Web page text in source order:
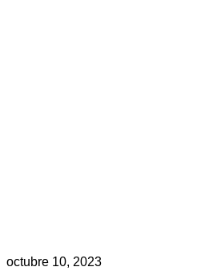
octubre 10, 2023